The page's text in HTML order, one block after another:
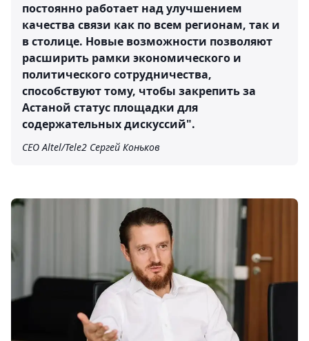
постоянно работает над улучшением
качества связи как по всем регионам, так и
в столице. Новые возможности позволяют
расширить рамки экономического и
политического сотрудничества,
способствуют тому, чтобы закрепить за
Астаной статус площадки для
содержательных дискуссий".
CEO Altel/Tele2 Сергей Коньков